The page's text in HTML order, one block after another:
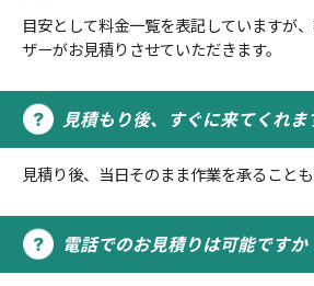
目安として料金一覧を表記していますが
ザーがお見積りさせていただきます。
見積もり後、すぐに来てくれま
見積り後、当日そのまま作業を承ることも
電話でのお見積りは可能ですか